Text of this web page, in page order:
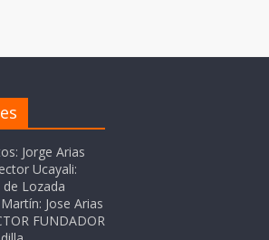
Jorge Arias
Ucayali:
Lozada
Jose Arias
FUNDADOR